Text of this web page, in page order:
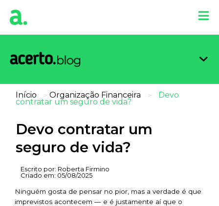
Início > Organização Financeira > Devo
contratar um seguro de vida?
Devo contratar um
seguro de vida?
Escrito por: Roberta Firmino
Criado em: 05/08/2025
Ninguém gosta de pensar no pior, mas a verdade é que
imprevistos acontecem — e é justamente aí que o